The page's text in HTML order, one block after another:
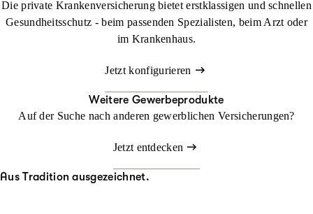
Die private Krankenversicherung bietet erstklassigen und schnellen
Gesundheitsschutz - beim passenden Spezialisten, beim Arzt oder
im Krankenhaus.
Jetzt konfigurieren
Weitere Gewerbeprodukte
Auf der Suche nach anderen gewerblichen Versicherungen?
Jetzt entdecken
Aus Tradition ausgezeichnet.